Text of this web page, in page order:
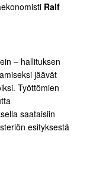
Ralf
– hallituksen
jäävät
Työttömien
saataisiin
esityksestä